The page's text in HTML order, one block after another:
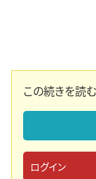
この続きを読
ログイン